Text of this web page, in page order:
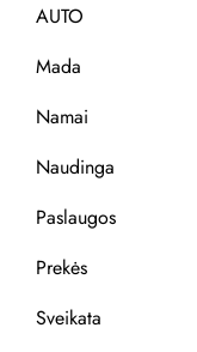
AUTO
Mada
Namai
Naudinga
Paslaugos
Prekės
Sveikata